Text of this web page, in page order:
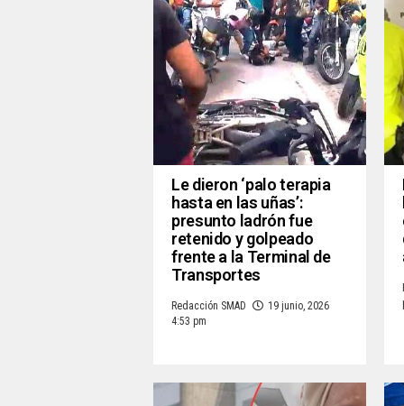
Le dieron ‘palo terapia
hasta en las uñas’:
presunto ladrón fue
retenido y golpeado
frente a la Terminal de
Transportes
Redacción SMAD
19 junio, 2026
4:53 pm